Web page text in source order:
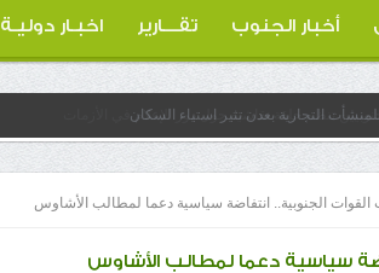
أخبار الجنوب تقـــارير اخبـار دوليـة
التجارية بعدن تثير استياء السكان
القوات الجنوبية.. انتفاضة سياسية دعما لمطالب الأشاوس
سياسية دعما لمطالب الأشاوس